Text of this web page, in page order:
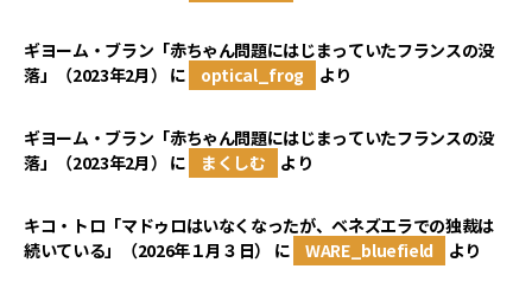
ギヨーム・ブラン「赤ちゃん問題にはじまっていたフランスの没
落」（2023年2月） に optical_frog より
ギヨーム・ブラン「赤ちゃん問題にはじまっていたフランスの没
落」（2023年2月） に まくしむ より
キコ・トロ「マドゥロはいなくなったが、ベネズエラでの独裁は
続いている」（2026年１月３日）
に WARE_bluefield より